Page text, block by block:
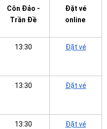
Côn Đảo -
Trần Đề
Đặt vé
online
13:30 Đặt vé
13:30 Đặt vé
13:30 Đặt vé